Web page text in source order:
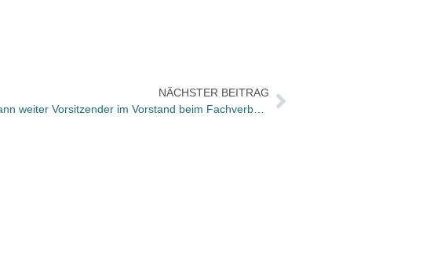
NÄCHSTER BEITRAG
Dr. Rudolf Thiemann weiter Vorsitzender im Vorstand beim Fachverband Konfessionelle Presse im VDZ / Drei neue Mitglieder im Vorstand